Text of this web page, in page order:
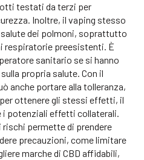
testati da terzi per
Inoltre, il vaping stesso
dei polmoni, soprattutto
respiratorie preesistenti. È
sanitario se si hanno
propria salute. Con il
anche portare alla tolleranza,
ottenere gli stessi effetti, il
i potenziali effetti collaterali.
permette di prendere
precauzioni, come limitare
marche di CBD affidabili,